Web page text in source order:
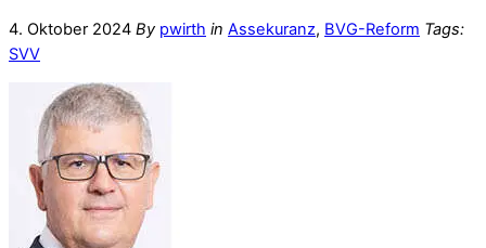
4. Oktober 2024 By pwirth in Assekuranz, BVG-Reform Tags:
SVV